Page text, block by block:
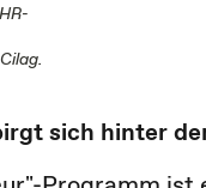
sich hinter